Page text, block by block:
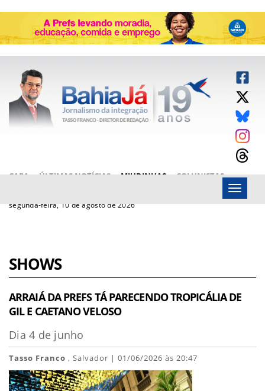
CAPA ÚLTIMAS NOTÍCIAS MIUDINHAS
COLUNISTAS
segunda-feira, 10 de agosto de 2026
Menu
SHOWS
ARRAIÁ DA PREFS TÁ PARECENDO TROPICÁLIA DE
GIL E CAETANO VELOSO
Dia 4 de junho
Tasso Franco , Salvador | 01/06/2026 às 20:47